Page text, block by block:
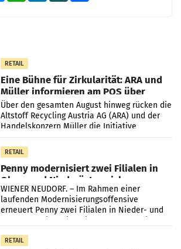
RETAIL
Eine Bühne für Zirkularität: ARA und
Müller informieren am POS über
Kreislauffähigkeit
Über den gesamten August hinweg rücken die
Altstoff Recycling Austria AG (ARA) und der
Handelskonzern Müller die Initiative
„Kreislauf-Helden“ in allen österreichischen
Müller-Filialen
RETAIL
Penny modernisiert zwei Filialen in
Ober- und Niederösterreich
WIENER NEUDORF. – Im Rahmen einer
laufenden Modernisierungsoffensive
erneuert Penny zwei Filialen in Nieder- und
RETAIL